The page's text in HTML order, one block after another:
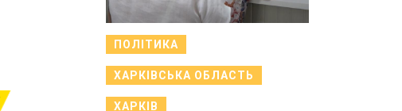
ПОЛІТИКА
ХАРКІВСЬКА ОБЛАСТЬ
ХАРКІВ